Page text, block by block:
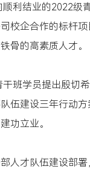
利结业的2022级
校企合作的标杆
骨的高素质人才。
班学员提出殷切
伍建设三年行动
功立业。
人才队伍建设部